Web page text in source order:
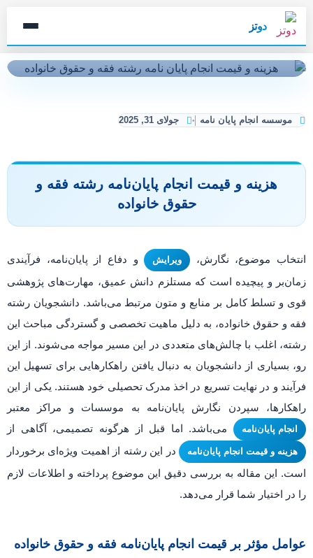
دوتز
موسسه انجام پایان نامه جولای 31, 2025
هزینه و قیمت انجام پایان‌نامه رشته فقه و
حقوق خانواده
انتخاب موضوع، نگارش، ویرایش
و دفاع از پایان‌نامه، فرآیندی
زمان‌بر و پیچیده است که مستلزم دانش عمیق، مهارت‌های پژوهشی
قوی و تسلط کامل بر منابع و متون مرتبط می‌باشد. دانشجویان رشته
فقه و حقوق خانواده، به دلیل ماهیت تخصصی و گستردگی مباحث این
رشته، اغلب با چالش‌های متعددی در این مسیر مواجه می‌شوند. از این
رو، بسیاری از دانشجویان به دنبال یافتن راهکارهایی برای تسهیل این
فرآیند و در نهایت تسریع در اخذ مدرک تحصیلی خود هستند. یکی از این
راهکارها، سپردن نگارش پایان‌نامه به موسسات و مراکز معتبر
انجام پایان‌نامه می‌باشد. اما قبل از هرگونه تصمیمی، آگاهی از
هزینه و قیمت انجام پایان‌نامه
در این رشته از اهمیت ویژه‌ای برخوردار
است. این مقاله به بررسی دقیق این موضوع پرداخته و اطلاعات لازم
را در اختیار شما قرار می‌دهد.
عوامل مؤثر بر قیمت انجام پایان‌نامه فقه و حقوق خانواده